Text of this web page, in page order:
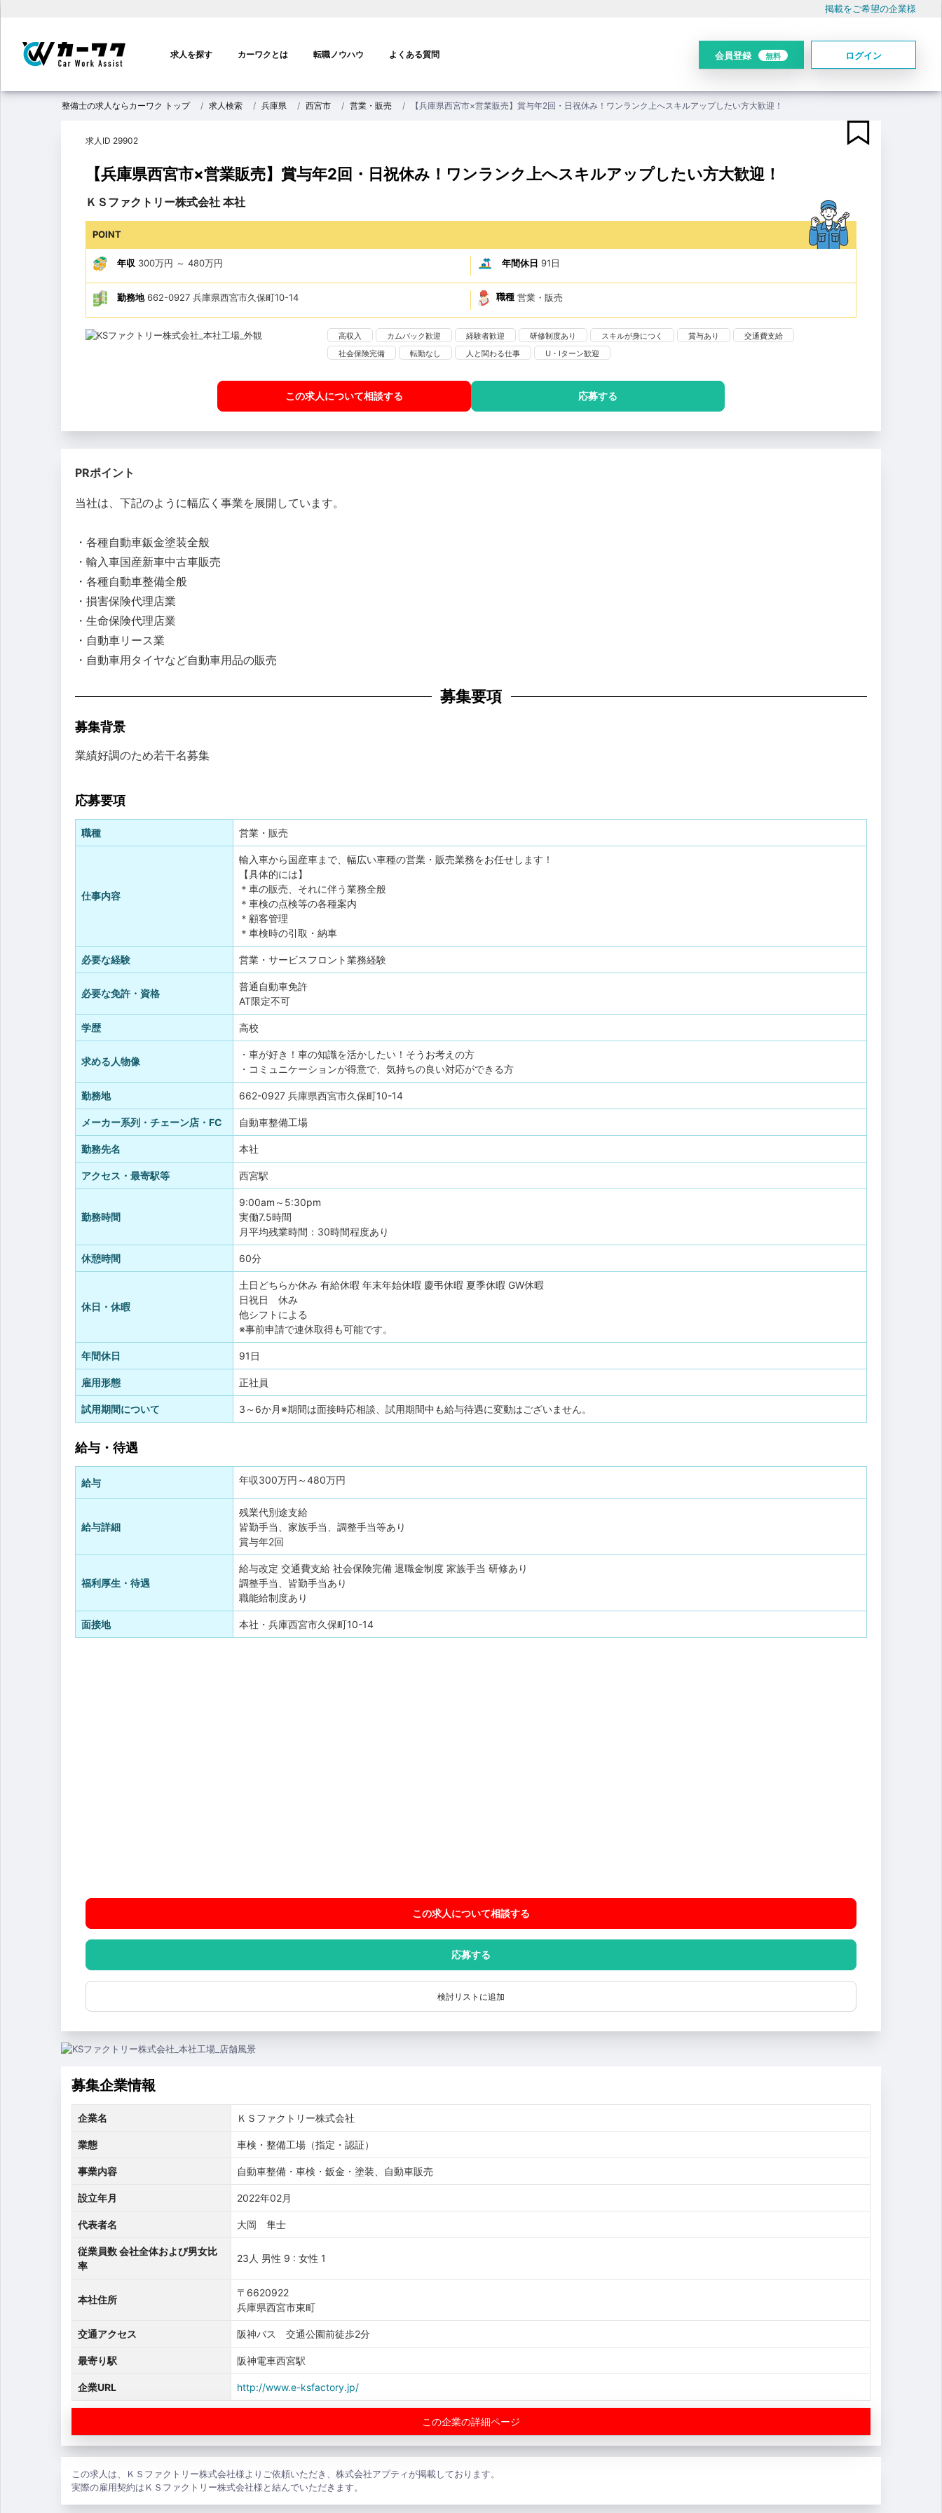
掲載をご希望の企業様
ン
ビ
ゲ
ン
求人を探す カーワクとは 転職ノウハウ よくある質問 会員登録 無料 ログイン
整備士の求人ならカーワク トップ 求人検索 兵庫県 西宮市 営業・販売 【兵庫県西宮市×営業販売】賞与年2回・日祝休み！ワンランク上へスキルアップしたい方大歓迎！
求人ID 29902
【兵庫県西宮市×営業販売】賞与年2回・日祝休み！ワンランク上へスキルアップしたい方大歓迎！
ＫＳファクトリー株式会社 本社
POINT
年収 300万円 ～ 480万円 年間休日 91日
勤務地662-0927 兵庫県西宮市久保町10-14 職種 営業・販売
高収入 カムバック歓迎 経験者歓迎 研修制度あり スキルが身につく 賞与あり
交通費支給
社会保険完備
転勤なし 人と関わる仕事 U・Iターン歓迎
この求人について相談する 応募する
PRポイント
当社は、下記のように幅広く事業を展開しています。
・各種自動車鈑金塗装全般
・輸入車国産新車中古車販売
・各種自動車整備全般
・損害保険代理店業
・生命保険代理店業
・自動車リース業
・自動車用タイヤなど自動車用品の販売
募集要項
募集背景
業績好調のため若干名募集
応募要項
職種 営業・販売
仕事内容
輸入車から国産車まで、幅広い車種の営業・販売業務をお任せします！
【具体的には】
＊車の販売、それに伴う業務全般
＊車検の点検等の各種案内
＊顧客管理
＊車検時の引取・納車
必要な経験 営業・サービスフロント業務経験
必要な免許・資格
普通自動車免許
AT限定不可
学歴 高校
求める人物像
・車が好き！車の知識を活かしたい！そうお考えの方
・コミュニケーションが得意で、気持ちの良い対応ができる方
勤務地 662-0927 兵庫県西宮市久保町10-14
メーカー系列・チェーン店・FC 自動車整備工場
勤務先名 本社
アクセス・最寄駅等 西宮駅
勤務時間
9:00am～5:30pm
実働7.5時間
月平均残業時間：30時間程度あり
休憩時間 60分
休日・休暇
土日どちらか休み 有給休暇 年末年始休暇 慶弔休暇 夏季休暇 GW休暇
日祝日 休み
他シフトによる
※事前申請で連休取得も可能です。
年間休日 91日
雇用形態 正社員
試用期間について 3～6か月※期間は面接時応相談、試用期間中も給与待遇に変動はございません。
給与・待遇
給与 年収300万円 ～480万円
給与詳細
残業代別途支給
皆勤手当、家族手当、調整手当等あり
賞与年2回
福利厚生・待遇
給与改定 交通費支給 社会保険完備 退職金制度 家族手当 研修あり
調整手当、皆勤手当あり
職能給制度あり
面接地 本社・兵庫西宮市久保町10-14
この求人について相談する
応募する
検討リストに追加
募集企業情報
企業名 ＫＳファクトリー株式会社
業態 車検・整備工場（指定・認証）
事業内容 自動車整備・車検・鈑金・塗装、自動車販売
設立年月 2022年02月
代表者名 大岡 隼士
従業員数 会社全体および男女比
率
23人 男性 9 : 女性 1
本社住所
〒6620922
兵庫県西宮市東町
交通アクセス 阪神バス 交通公園前徒歩2分
最寄り駅 阪神電車西宮駅
企業URL http://www.e-ksfactory.jp/
この企業の詳細ページ
この求人は、ＫＳファクトリー株式会社様よりご依頼いただき、株式会社アプティが掲載しております。
実際の雇用契約はＫＳファクトリー株式会社様と結んでいただきます。